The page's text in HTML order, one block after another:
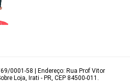
0001-58 | Endereço: Rua Prof Vitor
Loja, Irati - PR, CEP 84500-011.